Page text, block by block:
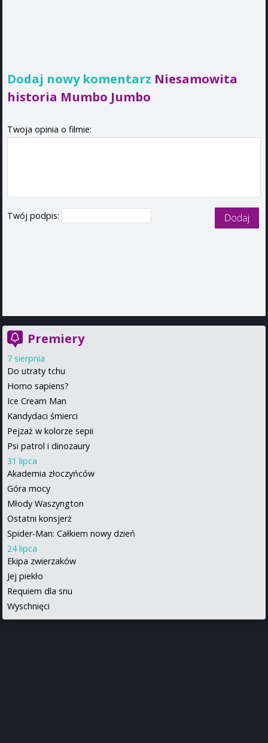
Dodaj nowy komentarz Niesamowita
historia Mumbo Jumbo
Twoja opinia o filmie:
Twój podpis:
Premiery
7 sierpnia
Do utraty tchu
Homo sapiens?
Ice Cream Man
Kandydaci śmierci
Pejzaż w kolorze sepii
Psi patrol i dinozaury
31 lipca
Akademia złoczyńców
Góra mocy
Młody Waszyngton
Ostatni konsjerż
Spider-Man: Całkiem nowy dzień
24 lipca
Ekipa zwierzaków
Jej piekło
Requiem dla snu
Wyschnięci